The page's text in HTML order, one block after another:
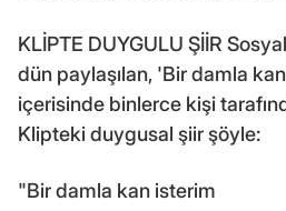
KLİPTE DUYGULU ŞİİR
dün paylaşılan, 'Bir damla
içerisinde binlerce kişi
Klipteki duygusal şiir şöyle:
"Bir damla kan isterim